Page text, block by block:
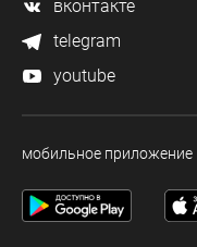
вконтакте
telegram
youtube
мобильное приложение